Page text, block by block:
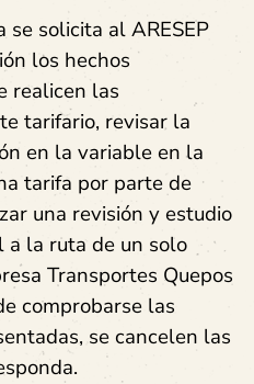
solicita al ARESEP
los hechos
realicen las
tarifario, revisar la
en la variable en la
tarifa por parte de
una revisión y estudio
a la ruta de un solo
Transportes Quepos
comprobarse las
se cancelen las